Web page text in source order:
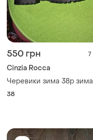
550 грн 7
Cinzia Rocca
Черевики зима 38р зима
38